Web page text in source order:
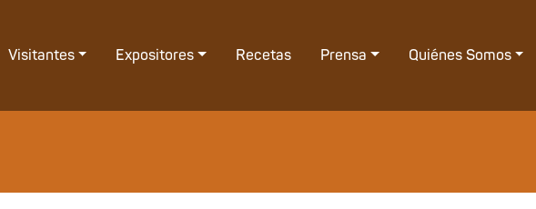
Visitantes Expositores Recetas Prensa Quiénes Somos